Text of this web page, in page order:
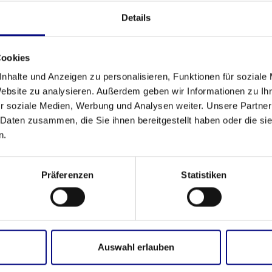
Details
und Anzeigen zu personalisieren, Funktionen für soziale
zu analysieren. Außerdem geben wir Informationen zu
soziale Medien, Werbung und Analysen weiter. Unsere
zusammen, die Sie ihnen bereitgestellt haben oder die
Präferenzen Statistiken
Auswahl erlauben
Partnership strategica: Process.Science
Mar 16, 2026daBabette Schroth